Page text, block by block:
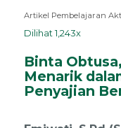
|
Tanoto
Artikel Pembelajaran
Dilihat 1,243x
Binta
Menarik
Penyajian